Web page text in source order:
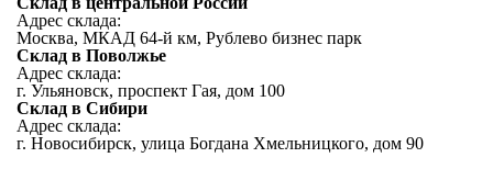
Адрес склада:
Москва, МКАД 64-й км, Рублево бизнес парк
Склад в Поволжье
Адрес склада:
г. Ульяновск, проспект Гая, дом 100
Склад в Cибири
Адрес склада:
г. Новосибирск, улица Богдана Хмельницкого, дом 90